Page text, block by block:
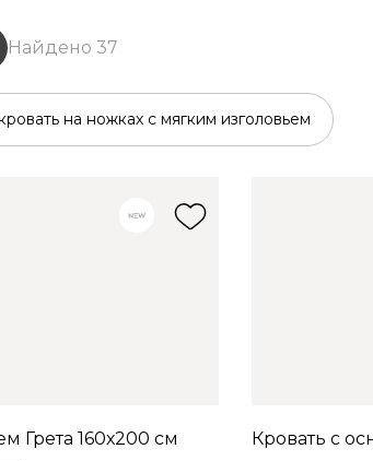
Найдено 37
на ножках с мягким изголовьем
Грета 160х200 см Кровать с